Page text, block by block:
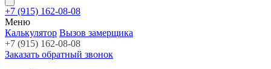
+7 (915) 162-08-08
Меню
Калькулятор Вызов замерщика
+7 (915) 162-08-08
Заказать обратный звонок